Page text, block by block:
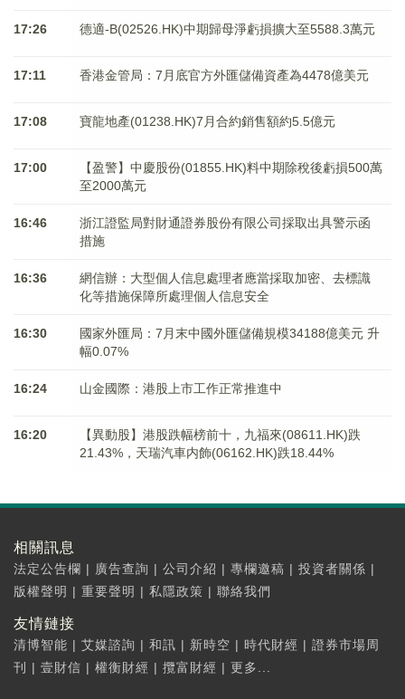
17:26 德適-B(02526.HK)中期歸母淨虧損擴大至5588.3萬元
17:11 香港金管局：7月底官方外匯儲備資產為4478億美元
17:08 寶龍地產(01238.HK)7月合約銷售額約5.5億元
17:00
【盈警】中慶股份(01855.HK)料中期除稅後虧損500萬
至2000萬元
16:46
浙江證監局對財通證券股份有限公司採取出具警示函
措施
16:36
網信辦：大型個人信息處理者應當採取加密、去標識
化等措施保障所處理個人信息安全
16:30
國家外匯局：7月末中國外匯儲備規模34188億美元 升
幅0.07%
16:24 山金國際：港股上市工作正常推進中
16:20
【異動股】港股跌幅榜前十，九福來(08611.HK)跌
21.43%，天瑞汽車内飾(06162.HK)跌18.44%
相關訊息
法定公告欄 | 廣告查詢 | 公司介紹 | 專欄邀稿 | 投資者關係 |
版權聲明 | 重要聲明 | 私隱政策 | 聯絡我們
友情鏈接
清博智能 | 艾媒諮詢 | 和訊 | 新時空 | 時代財經 | 證券市場周
刊
| 壹財信 | 權衡財經 | 攬富財經 | 更多...